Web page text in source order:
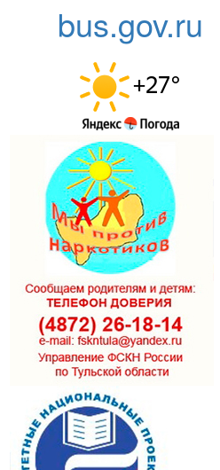
bus.gov.ru